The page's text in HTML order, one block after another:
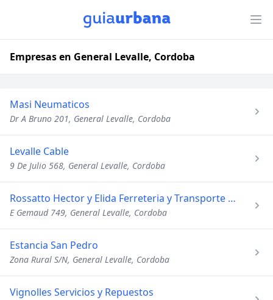
Empresas en General Levalle, Cordoba
Masi Neumaticos
Dr A Bruno 201, General Levalle, Cordoba
Levalle Cable
9 De Julio 568, General Levalle, Cordoba
Rossatto Hector y Elida Ferreteria y Transporte Hacienda
E Gemaud 749, General Levalle, Cordoba
Estancia San Pedro
Zona Rural S/N, General Levalle, Cordoba
Vignolles Servicios y Repuestos